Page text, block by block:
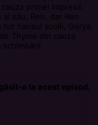
primei impresii.
său, Ren, dar Ren
haosul școlii, Gorya
Thyme din cauza
o la acest episod.